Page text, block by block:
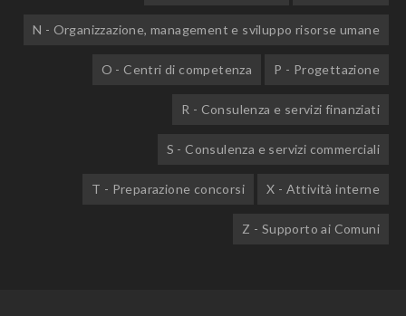
N - Organizzazione, management e sviluppo risorse umane
O - Centri di competenza P - Progettazione
R - Consulenza e servizi finanziati
S - Consulenza e servizi commerciali
T - Preparazione concorsi X - Attività interne
Z - Supporto ai Comuni